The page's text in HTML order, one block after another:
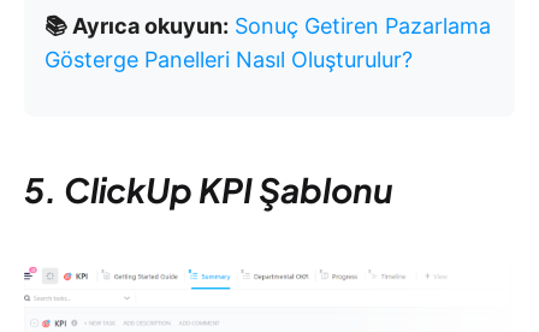
📚 Ayrıca okuyun: Sonuç Getiren Pazarlama
Gösterge Panelleri Nasıl Oluşturulur?
5. ClickUp KPI Şablonu